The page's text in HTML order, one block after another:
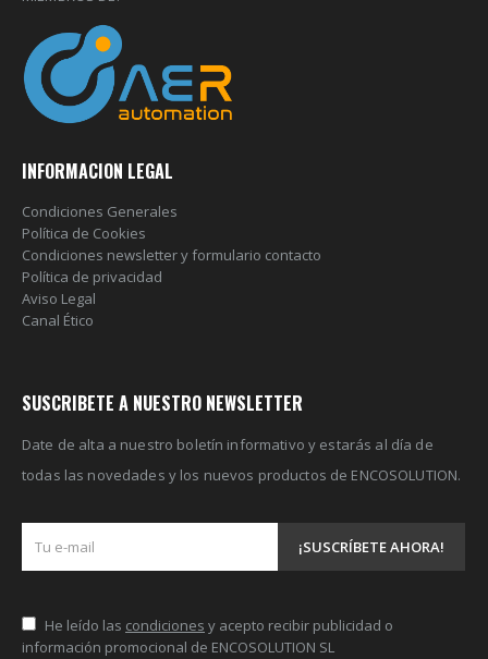
INFORMACION LEGAL
Condiciones Generales
Política de Cookies
Condiciones newsletter y formulario contacto
Política de privacidad
Aviso Legal
Canal Ético
SUSCRIBETE A NUESTRO NEWSLETTER
Date de alta a nuestro boletín informativo y estarás al día de
todas las novedades y los nuevos productos de ENCOSOLUTION.
He leído las condiciones y acepto recibir publicidad o
información promocional de ENCOSOLUTION SL